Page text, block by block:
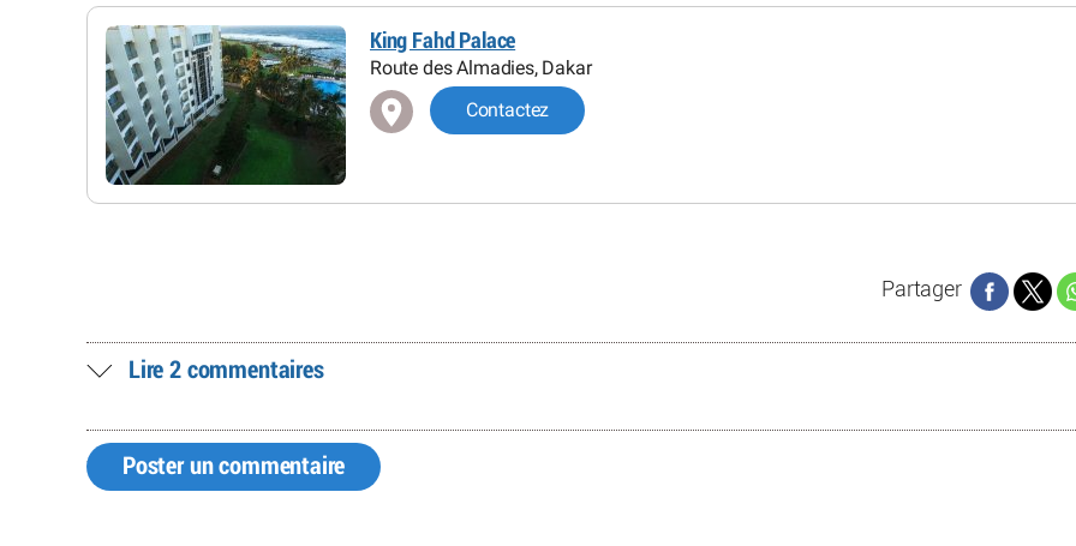
King Fahd Palace
Route des Almadies, Dakar
Contactez
Partager
Lire 2 commentaires
Poster un commentaire